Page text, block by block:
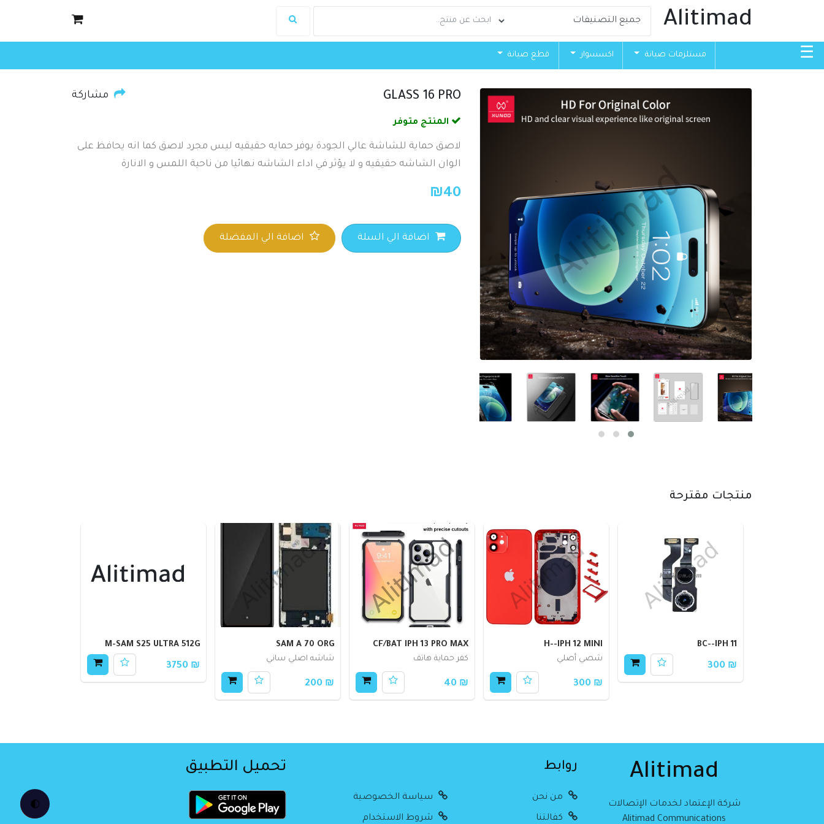
🌓
Alitimad
☰ مستلزمات صيانة اكسسوار قطع صيانة
GLASS 16 PRO مشاركة
المنتج متوفر
لاصق حماية للشاشة عالي الجودة يوفر حمايه حقيقيه ليس مجرد لاصق كما انه يحافظ على
الوان الشاشه حقيقيه و لا يؤثر في اداء الشاشه نهائيا من ناحية اللمس و الانارة
₪40
اضافة الي السلة اضافة الي المفضلة
منتجات مقترحة
BC--IPH 11
₪ 300
H--IPH 12 MINI
شصي أصلي
₪ 300
CF/BAT IPH 13 PRO MAX
كفر حماية هاتف
₪ 40
SAM A 70 ORG
شاشه اصلي ساني
₪ 200
M-SAM S25 ULTRA 512G
₪ 3750
Alitimad
شركة الإعتماد لخدمات الإتصالات
Alitimad Communications
روابط
من نحن سياسة الخصوصية
كفالتنا شروط الاستخدام
تحميل التطبيق